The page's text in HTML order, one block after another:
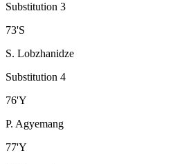
Substitution 3
73'S
S. Lobzhanidze
Substitution 4
76'Y
P. Agyemang
77'Y